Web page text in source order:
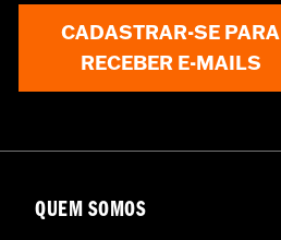
CADASTRAR-SE PARA
RECEBER E-MAILS
QUEM SOMOS